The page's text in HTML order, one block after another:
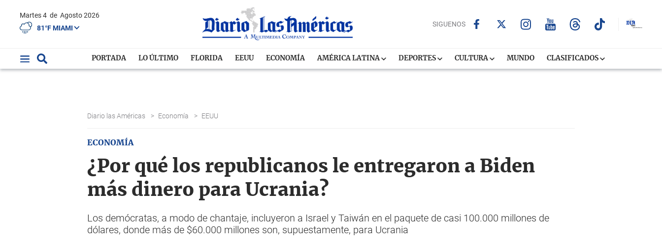
Martes 4 de Agosto 2026
81°F MIAMI
SIGUENOS
PORTADA LO ÚLTIMO FLORIDA EEUU ECONOMÍA AMÉRICA LATINA DEPORTES CULTURA MUNDO CLASIFICADOS
Diario las Américas > Economía > EEUU
ECONOMÍA
¿Por qué los republicanos le entregaron a Biden
más dinero para Ucrania?
Los demócratas, a modo de chantaje, incluyeron a Israel y Taiwán en el paquete de casi 100.000 millones de
dólares, donde más de $60.000 millones son, supuestamente, para Ucrania